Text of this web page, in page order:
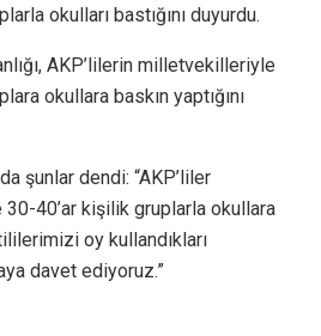
okulları bastığını duyurdu.
AKP’lilerin milletvekilleriyle
okullara baskın yaptığını
şunlar dendi: “AKP’liler
40’ar kişilik gruplarla okullara
oy kullandıkları
davet ediyoruz.”